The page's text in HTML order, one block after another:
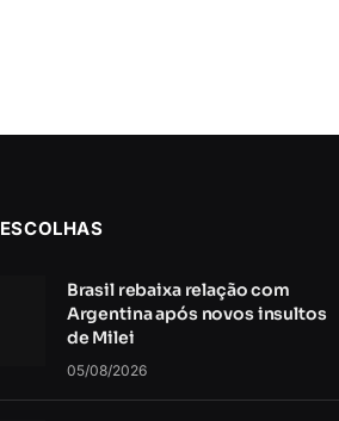
Brasil rebaixa relação com
Argentina após novos insultos
de Milei
05/08/2026